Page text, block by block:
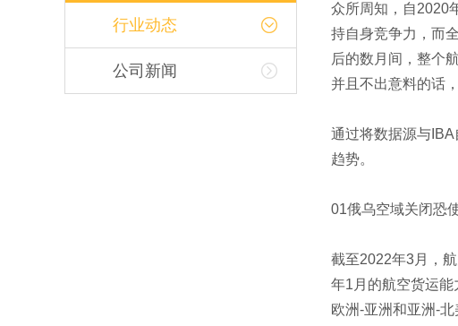
行业动态
公司新闻
众所周知，自2020
持自身竞争力，而
后的数月间，整个
并且不出意料的话
通过将数据源与
趋势。
01俄乌空域关闭恐
截至2022年3月，
年1月的航空货运能
欧洲-亚洲和亚洲-